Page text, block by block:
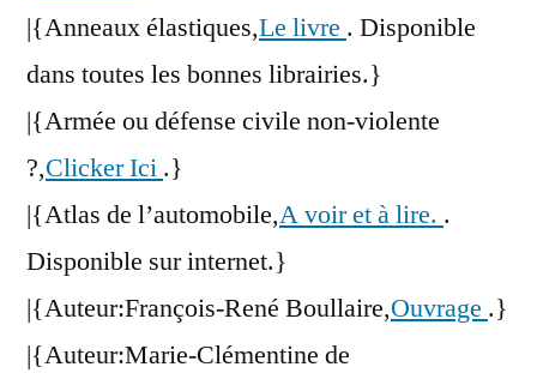
|{Anneaux élastiques,Le livre . Disponible
dans toutes les bonnes librairies.}
|{Armée ou défense civile non-violente
?,Clicker Ici .}
|{Atlas de l’automobile,A voir et à lire. .
Disponible sur internet.}
|{Auteur:François-René Boullaire,Ouvrage .}
|{Auteur:Marie-Clémentine de